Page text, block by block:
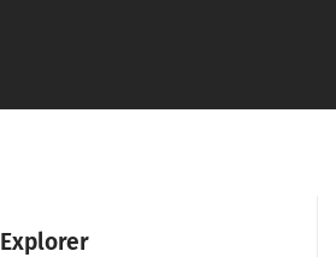
Explorer